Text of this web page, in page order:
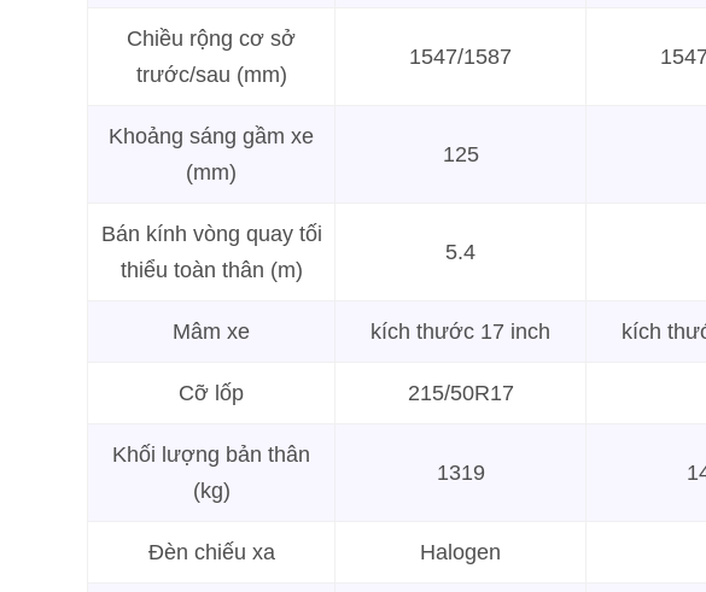
Chiều rộng cơ sở
trước/sau (mm)
1547/1587
Khoảng sáng gầm xe
(mm)
125
Bán kính vòng quay tối
thiểu toàn thân (m)
5.4
Mâm xe kích thước 17 inch kích
Cỡ lốp 215/50R17
Khối lượng bản thân
(kg)
1319
Đèn chiếu xa Halogen